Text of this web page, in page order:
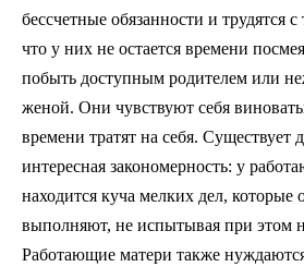
бессчетные обязанности и трудятся с
что у них не остается времени
побыть доступным родителем или
женой. Они чувствуют себя
времени тратят на себя. Существует
интересная закономерность: у
находится куча мелких дел, которые
выполняют, не испытывая при этом
Работающие матери также